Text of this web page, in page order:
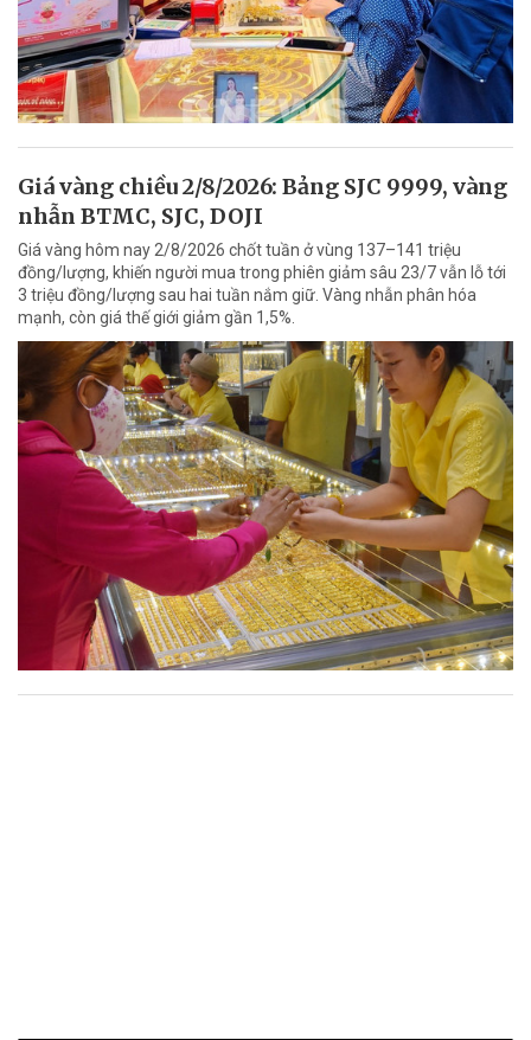
Giá vàng chiều 2/8/2026: Bảng SJC 9999, vàng
nhẫn BTMC, SJC, DOJI
Giá vàng hôm nay 2/8/2026 chốt tuần ở vùng 137–141 triệu
đồng/lượng, khiến người mua trong phiên giảm sâu 23/7 vẫn lỗ tới
3 triệu đồng/lượng sau hai tuần nắm giữ. Vàng nhẫn phân hóa
mạnh, còn giá thế giới giảm gần 1,5%.